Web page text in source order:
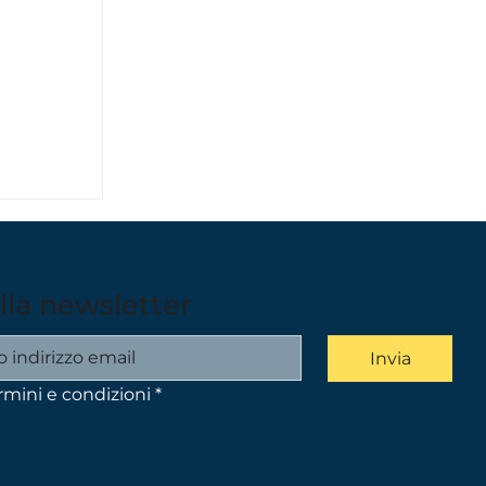
newsletter
Invia
e condizioni *